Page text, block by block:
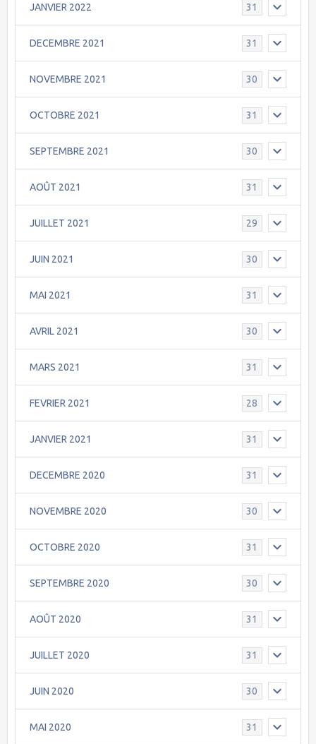
JANVIER 2022 31
DECEMBRE 2021 31
NOVEMBRE 2021 30
OCTOBRE 2021 31
SEPTEMBRE 2021 30
AOÛT 2021 31
JUILLET 2021 29
JUIN 2021 30
MAI 2021 31
AVRIL 2021 30
MARS 2021 31
FEVRIER 2021 28
JANVIER 2021 31
DECEMBRE 2020 31
NOVEMBRE 2020 30
OCTOBRE 2020 31
SEPTEMBRE 2020 30
AOÛT 2020 31
JUILLET 2020 31
JUIN 2020 30
MAI 2020 31